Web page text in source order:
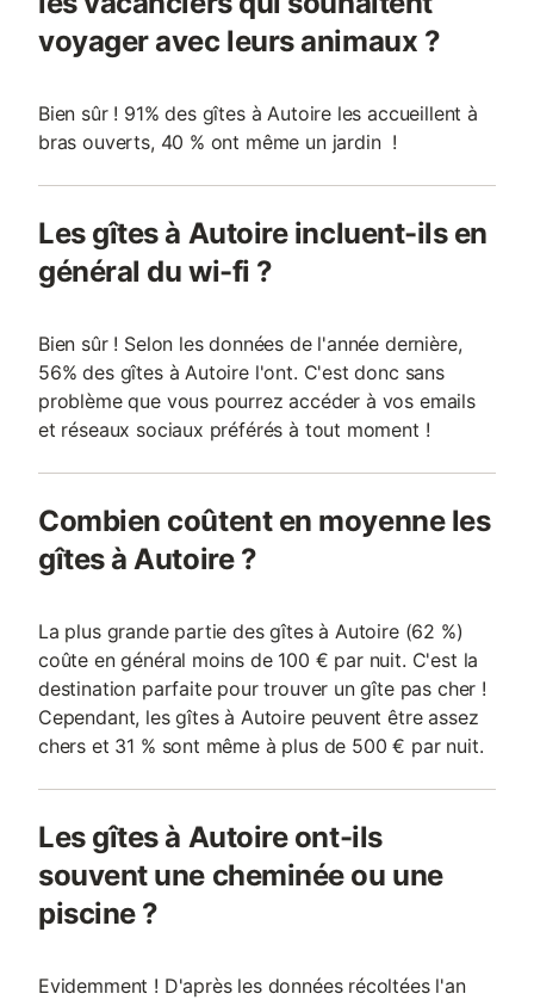
voyager avec leurs animaux ?
Bien sûr ! 91% des gîtes à Autoire les accueillent à
bras ouverts, 40 % ont même un jardin !
Les gîtes à Autoire incluent-ils en
général du wi-fi ?
Bien sûr ! Selon les données de l'année dernière,
56% des gîtes à Autoire l'ont. C'est donc sans
problème que vous pourrez accéder à vos emails
et réseaux sociaux préférés à tout moment !
Combien coûtent en moyenne les
gîtes à Autoire ?
La plus grande partie des gîtes à Autoire (62 %)
coûte en général moins de 100 € par nuit. C'est la
destination parfaite pour trouver un gîte pas cher !
Cependant, les gîtes à Autoire peuvent être assez
chers et 31 % sont même à plus de 500 € par nuit.
Les gîtes à Autoire ont-ils
souvent une cheminée ou une
piscine ?
Evidemment ! D'après les données récoltées l'an